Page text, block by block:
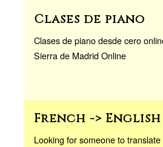
Clases de piano
Clases de piano desde cero
Sierra de Madrid Online
French ->
Looking for someone to